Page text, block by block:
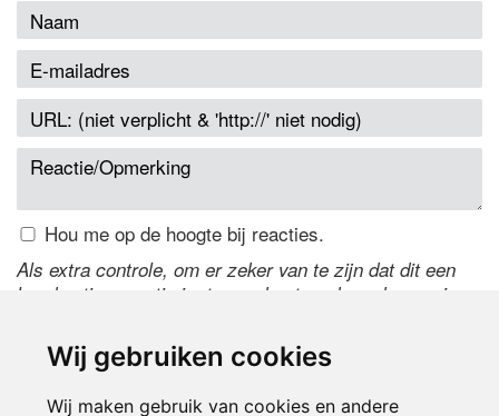
Wij gebruiken cookies
Wij maken gebruik van cookies en andere
Hou me op de hoogte bij reacties.
Als extra controle, om er zeker van te zijn dat dit een
handmatige reactie is, typ onderstaande code over in
de code te wijzigen.